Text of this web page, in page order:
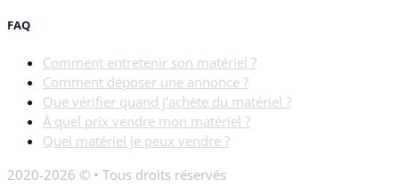
FAQ
Comment entretenir son matériel ?
Comment déposer une annonce ?
Que vérifier quand j’achète du matériel ?
À quel prix vendre mon matériel ?
Quel matériel je peux vendre ?
2020-2026 © • Tous droits réservés